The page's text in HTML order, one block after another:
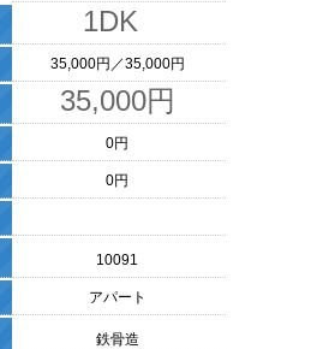
1DK
35,000円／35,000円
35,000円
0円
0円
10091
アパート
鉄骨造